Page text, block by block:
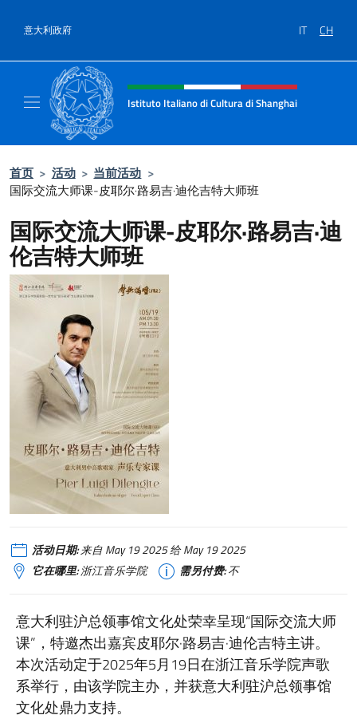
意大利政府 IT CH
标题站点、社交和菜单
Istituto Italiano di Cultura di Shanghai
首页 > 活动 > 当前活动 >
国际交流大师课-皮耶尔·路易吉·迪伦吉特大师班
国际交流大师课-皮耶尔·路易吉·迪
伦吉特大师班
活动日期:来自 May 19 2025 给 May 19 2025
它在哪里:浙江音乐学院 需另付费:不
意大利驻沪总领事馆文化处荣幸呈现“国际交流大师
课”，特邀杰出嘉宾皮耶尔·路易吉·迪伦吉特主讲。
本次活动定于2025年5月19日在浙江音乐学院声歌
系举行，由该学院主办，并获意大利驻沪总领事馆
文化处鼎力支持。